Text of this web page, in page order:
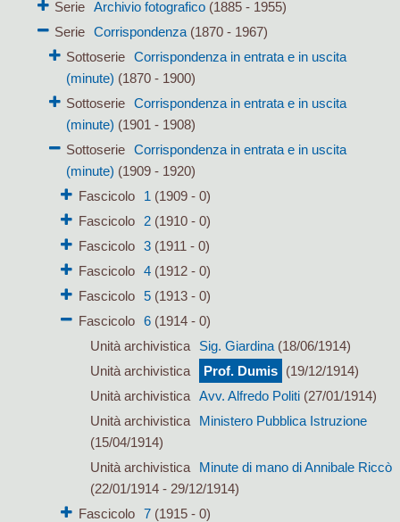
Serie Archivio fotografico(1885 - 1955)
Serie Corrispondenza(1870 - 1967)
Sottoserie
Corrispondenza in entrata e in uscita
(minute) (1870 - 1900)
Sottoserie
Corrispondenza in entrata e in uscita
(minute) (1901 - 1908)
Sottoserie
Corrispondenza in entrata e in uscita
(minute) (1909 - 1920)
Fascicolo
1 (1909 - 0)
Fascicolo
2(1910 - 0)
Fascicolo
3(1911 - 0)
Fascicolo
4(1912 - 0)
Fascicolo
5(1913 - 0)
Fascicolo
6(1914 - 0)
Unità archivistica
Sig. Giardina(18/06/1914)
Unità archivistica
Prof. Dumis (19/12/1914)
Unità archivistica Avv. Alfredo Politi(27/01/1914)
Unità archivistica
Ministero Pubblica Istruzione
(15/04/1914)
Unità archivistica
Minute di mano di Annibale Riccò
(22/01/1914 - 29/12/1914)
Fascicolo
7(1915 - 0)